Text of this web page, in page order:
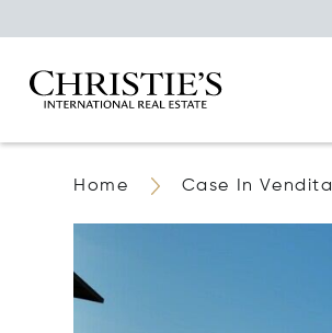
Home Case In Vendita